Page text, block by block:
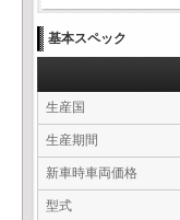
基本スペック
生産国
生産期間
新車時車両価格
型式